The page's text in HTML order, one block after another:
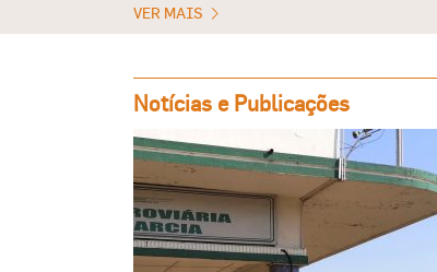
VER MAIS
Notícias e Publicações